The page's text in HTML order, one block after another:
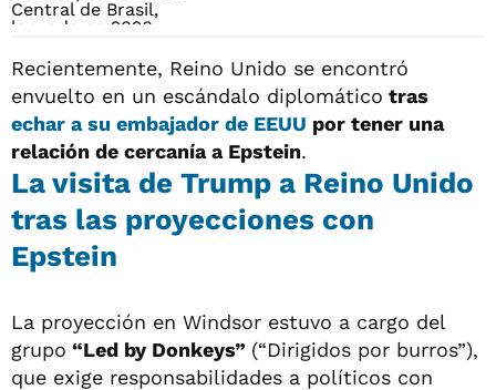
Recientemente, Reino Unido se encontró
envuelto en un escándalo diplomático tras
echar a su embajador de EEUU por tener una
relación de cercanía a Epstein.
La visita de Trump a Reino Unido
tras las proyecciones con
Epstein
La proyección en Windsor estuvo a cargo del
grupo “Led by Donkeys” (“Dirigidos por burros”),
que exige responsabilidades a políticos con